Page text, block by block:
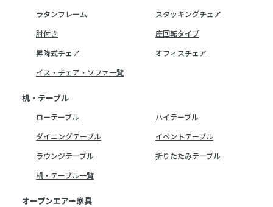
ラタンフレーム
スタッキングチェア
肘付き
座回転タイプ
昇降式チェア
オフィスチェア
イス・チェア・ソファ一覧
机・テーブル
ローテーブル
ハイテーブル
ダイニングテーブル
イベントテーブル
ラウンジテーブル
折りたたみテーブル
机・テーブル一覧
オープンエアー家具